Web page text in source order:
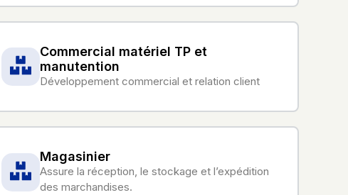
Commercial matériel TP et
manutention
Développement commercial et relation client
Magasinier
Assure la réception, le stockage et l’expédition
des marchandises.